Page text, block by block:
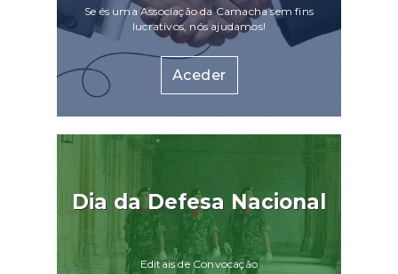
Se és uma Associação da Camacha sem fins
lucrativos, nós ajudamos!
Aceder
Dia da Defesa Nacional
Editais de Convocação